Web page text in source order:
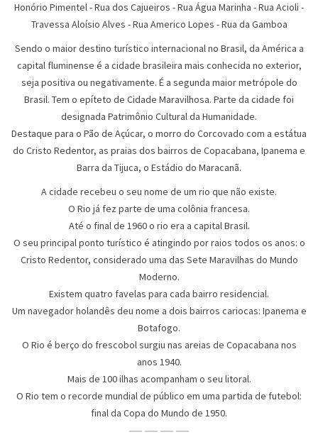
Honório Pimentel-Rua dos Cajueiros -Rua Água Marinha -Rua Acioli -
Travessa Aloísio Alves -Rua Americo Lopes -Rua da Gamboa
Sendo o maior destino turístico internacional no Brasil, da América a
capital fluminense é a cidade brasileira mais conhecida no exterior,
seja positiva ou negativamente. É a segunda maior metrópole do
Brasil. Tem o epíteto de Cidade Maravilhosa. Parte da cidade foi
designada Patrimônio Cultural da Humanidade.
Destaque para o Pão de Açúcar, o morro do Corcovado com a estátua
do Cristo Redentor, as praias dos bairros de Copacabana, Ipanema e
Barra da Tijuca, o Estádio do Maracanã.
A cidade recebeu o seu nome de um rio que não existe.
O Rio já fez parte de uma colônia francesa.
Até o final de 1960 o rio era a capital Brasil.
O seu principal ponto turístico é atingindo por raios todos os anos: o
Cristo Redentor, considerado uma das Sete Maravilhas do Mundo
Moderno.
Existem quatro favelas para cada bairro residencial.
Um navegador holandês deu nome a dois bairros cariocas: Ipanema e
Botafogo.
O Rio é berço do frescobol surgiu nas areias de Copacabana nos
anos 1940.
Mais de 100 ilhas acompanham o seu litoral.
O Rio tem o recorde mundial de público em uma partida de futebol:
final da Copa do Mundo de 1950.